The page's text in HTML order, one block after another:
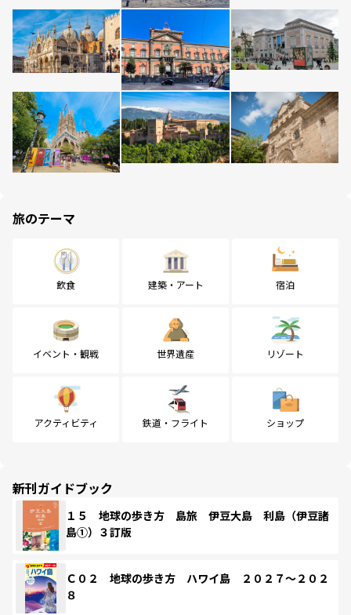
旅のテーマ
飲食 建築・アート 宿泊
イベント・観戦 世界遺産 リゾート
アクティビティ 鉄道・フライト ショップ
新刊ガイドブック
１５ 地球の歩き方 島旅 伊豆大島 利島（伊豆諸
島①）３訂版
Ｃ０２ 地球の歩き方 ハワイ島 ２０２７～２０２
８